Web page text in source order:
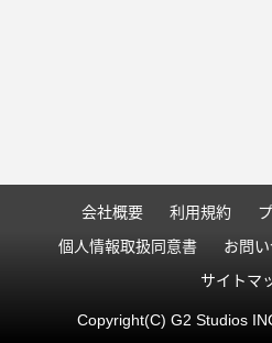
会社概要 利用規約
個人情報取扱同意書
お問
サイトマ
Copyright(C) G2 Studios